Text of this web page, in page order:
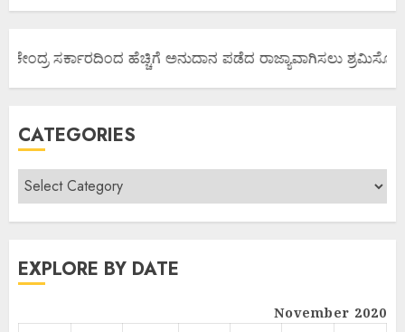
ಕೇಂದ್ರ ಸರ್ಕಾರದಿಂದ ಹೆಚ್ಚಿಗೆ ಅನುದಾನ ಪಡೆದ ರಾಜ್ಯಾವಾಗಿಸಲು ಶ್ರಮಿಸೋಣ
CATEGORIES
EXPLORE BY DATE
November 2020